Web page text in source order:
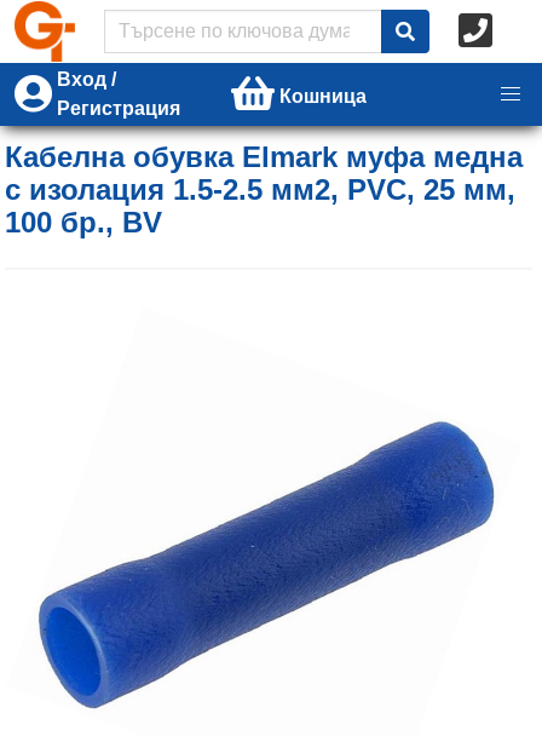
Вход /
Регистрация
Кошница
Кабелна обувка Elmark муфа медна
с изолация 1.5-2.5 мм2, PVC, 25 мм,
100 бр., BV